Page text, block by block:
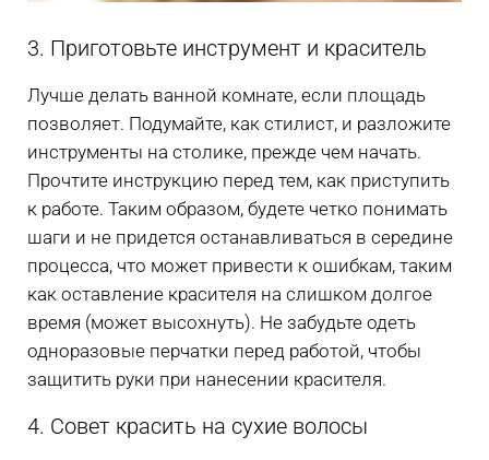
3. Приготовьте инструмент и краситель
Лучше делать ванной комнате, если площадь
позволяет. Подумайте, как стилист, и разложите
инструменты на столике, прежде чем начать.
Прочтите инструкцию перед тем, как приступить
к работе. Таким образом, будете четко понимать
шаги и не придется останавливаться в середине
процесса, что может привести к ошибкам, таким
как оставление красителя на слишком долгое
время (может высохнуть). Не забудьте одеть
одноразовые перчатки перед работой, чтобы
защитить руки при нанесении красителя.
4. Совет красить на сухие волосы